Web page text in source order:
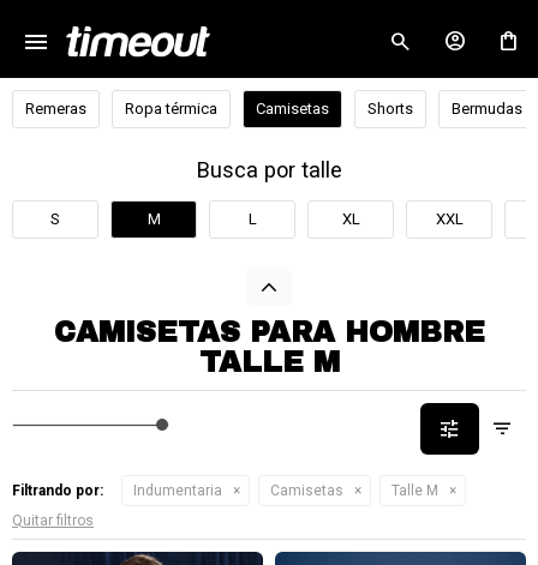
menu
Remeras Ropa térmica Camisetas Shorts Bermudas
Busca por talle
S M L XL XXL
CAMISETAS PARA HOMBRE
TALLE M
Filtrando por: Indumentaria Camisetas
Talle M
Quitar filtros